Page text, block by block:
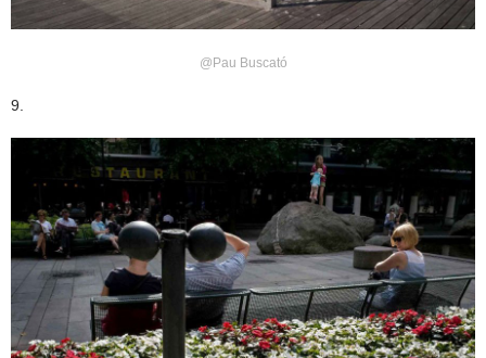
@Pau Buscató
9.